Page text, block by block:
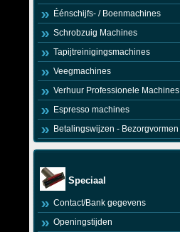
Éénschijfs- / Boenmachines
Schrobzuig Machines
Tapijtreinigingsmachines
Veegmachines
Verhuur Professionele Machines
Espresso machines
Betalingswijzen - Bezorgvormen
Speciaal
Contact/Bank gegevens
Openingstijden